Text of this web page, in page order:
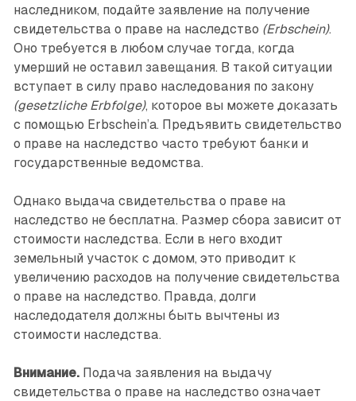
наследником, подайте заявление на получение
свидетельства о праве на наследство (Erbschein).
Оно требуется в любом случае тогда, когда
умерший не оставил завещания. В такой ситуации
вступает в силу право наследования по закону
(gesetzliche Erbfolge), которое вы можете доказать
с помощью Erbschein’a. Предъявить свидетельство
о праве на наследство часто требуют банки и
государственные ведомства.
Однако выдача свидетельства о праве на
наследство не бесплатна. Размер сбора зависит от
стоимости наследства. Если в него входит
земельный участок с домом, это приводит к
увеличению расходов на получение свидетельства
о праве на наследство. Правда, долги
наследодателя должны быть вычтены из
стоимости наследства.
Внимание. Подача заявления на выдачу
свидетельства о праве на наследство означает